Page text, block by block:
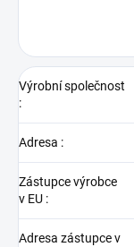
Výrobní společnost
:
Adresa :
Zástupce výrobce
v EU :
Adresa zástupce v